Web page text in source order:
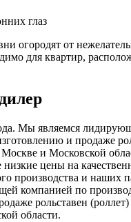
глаз
огородят от
для квартир,
Мы являемся
и продаже
Москве и Московской
цены на
производства и наших
компанией по
рольставен
области.